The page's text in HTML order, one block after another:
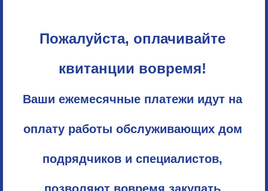
Пожалуйста, оплачивайте
квитанции вовремя!
Ваши ежемесячные платежи идут на
оплату работы обслуживающих дом
подрядчиков и специалистов,